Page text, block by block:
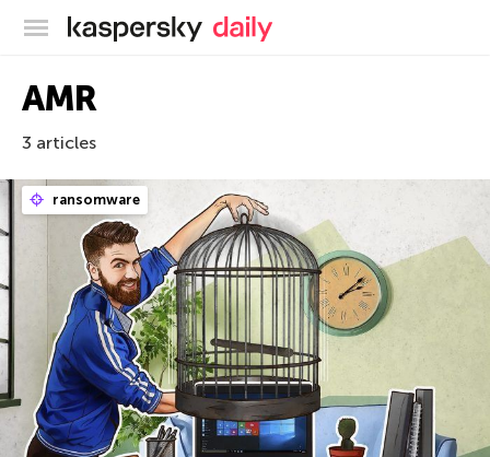
Blog officiel de Kaspersky
AMR
3 articles
ransomware